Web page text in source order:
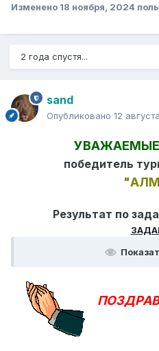
Изменено 18 ноября, 2024
2 года спустя...
sand
Опубликовано 12
победитель
Результат по